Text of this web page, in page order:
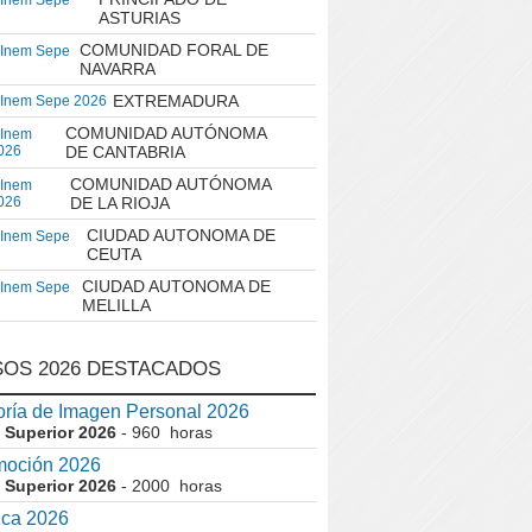
ASTURIAS
Sepe
COMUNIDAD FORAL DE
NAVARRA
Sepe 2026 EXTREMADURA
COMUNIDAD AUTÓNOMA
DE CANTABRIA
COMUNIDAD AUTÓNOMA
DE LA RIOJA
Sepe
CIUDAD AUTONOMA DE
CEUTA
Sepe
CIUDAD AUTONOMA DE
MELILLA
2026 DESTACADOS
de Imagen Personal 2026
Superior 2026 - 960 horas
2026
Superior 2026 - 2000 horas
2026